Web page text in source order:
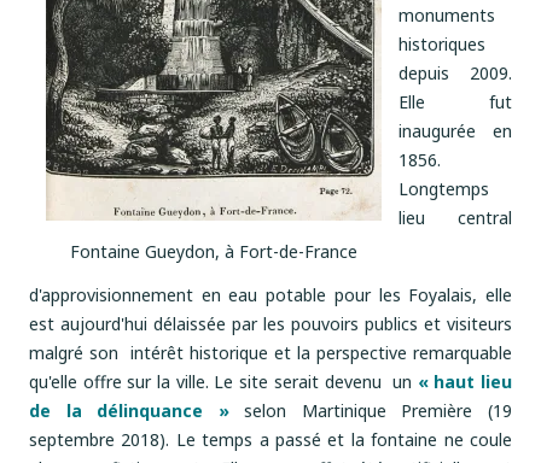
Fontaine Gueydon, à Fort-de-France
monuments
historiques
depuis 2009.
Elle fut
inaugurée en
1856.
Longtemps
lieu central
d'approvisionnement en eau potable pour les Foyalais, elle
est aujourd'hui délaissée par les pouvoirs publics et visiteurs
malgré son intérêt historique et la perspective remarquable
qu'elle offre sur la ville. Le site serait devenu un « haut lieu
de la délinquance »selon Martinique Première (19
septembre 2018). Le temps a passé et la fontaine ne coule